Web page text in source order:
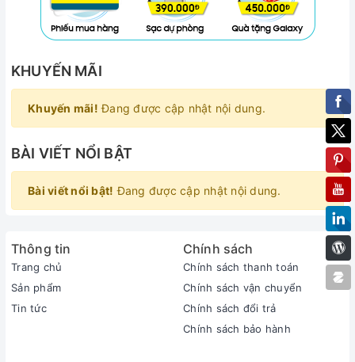
KHUYẾN MÃI
Khuyến mãi! Đang được cập nhật nội dung.
BÀI VIẾT NỔI BẬT
Bài viết nổi bật! Đang được cập nhật nội dung.
Thông tin
Trang chủ
Sản phẩm
Tin tức
Chính sách
Chính sách thanh toán
Chính sách vận chuyển
Chính sách đổi trả
Chính sách bảo hành